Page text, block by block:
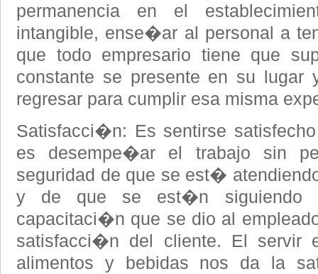
permanencia en el
intangible, ense�ar al personal a
que todo empresario tiene que
constante se presente en su
regresar para cumplir esa misma
Satisfacci�n: Es sentirse
es desempe�ar el trabajo sin
seguridad de que se est�
y de que se est�n siguiendo
capacitaci�n que se dio al
satisfacci�n del cliente. El servir
alimentos y bebidas nos da la